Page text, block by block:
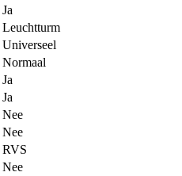
Ja
Leuchtturm
Universeel
Normaal
Ja
Ja
Nee
Nee
RVS
Nee